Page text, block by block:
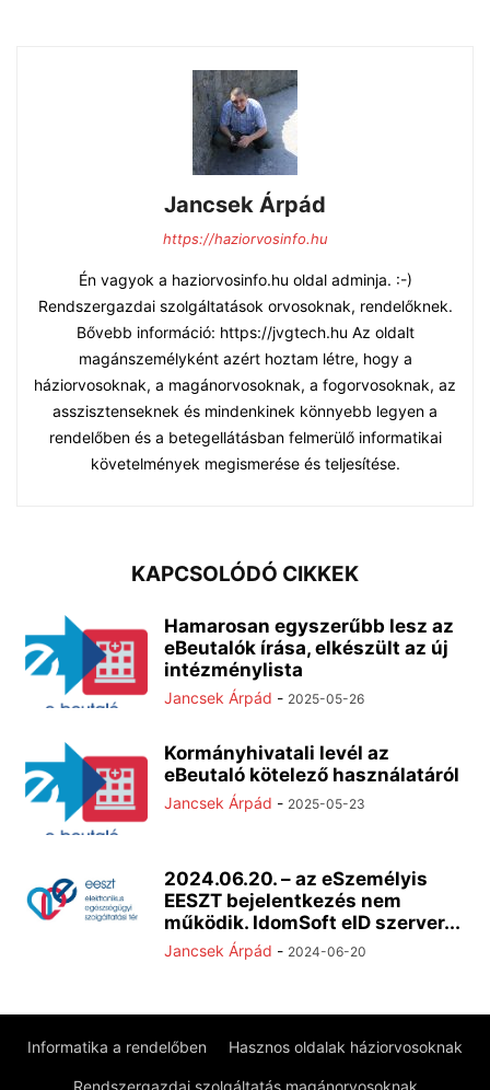
Jancsek Árpád
https://haziorvosinfo.hu
Én vagyok a haziorvosinfo.hu oldal adminja. :-)
Rendszergazdai szolgáltatások orvosoknak, rendelőknek.
Bővebb információ: https://jvgtech.hu Az oldalt
magánszemélyként azért hoztam létre, hogy a
háziorvosoknak, a magánorvosoknak, a fogorvosoknak, az
asszisztenseknek és mindenkinek könnyebb legyen a
rendelőben és a betegellátásban felmerülő informatikai
követelmények megismerése és teljesítése.
KAPCSOLÓDÓ CIKKEK
Hamarosan egyszerűbb lesz az
eBeutalók írása, elkészült az új
intézménylista
Jancsek Árpád - 2025-05-26
Kormányhivatali levél az
eBeutaló kötelező használatáról
Jancsek Árpád - 2025-05-23
2024.06.20. – az eSzemélyis
EESZT bejelentkezés nem
működik. IdomSoft eID szerver...
Jancsek Árpád - 2024-06-20
Informatika a rendelőben Hasznos oldalak háziorvosoknak